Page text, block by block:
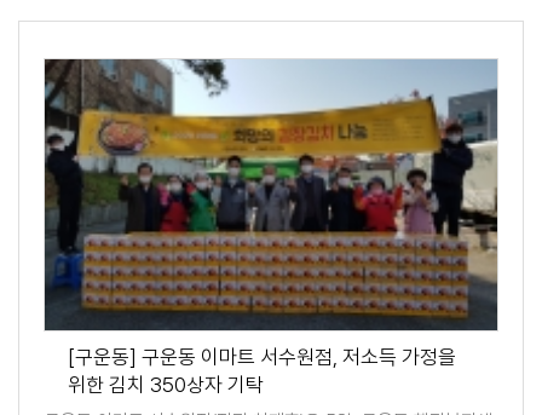
[구운동] 구운동 이마트 서수원점, 저소득 가정을
위한 김치 350상자 기탁